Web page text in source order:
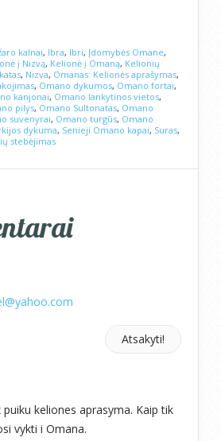
kalnai, Ibra, Ibri, Įdomybės Omane,
į Nizvą, Kelionė į Omaną, Kelionių
, Nizva, Omanas: Kelionės aprašymas,
, Omano dykumos, Omano fortai,
kanjonai, Omano lankytinos vietos,
pilys, Omano Sultonatas, Omano
suvenyrai, Omano turgūs, Omano
dykuma, Senieji Omano kapai, Suras,
stebėjimas
Atsakyti!
puiku keliones aprasyma. Kaip tik
vykti i Omana.